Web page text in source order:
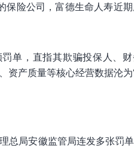
保险公司，富德生命人寿近
单，直指其欺骗投保人、
产质量等核心经营数据沦为“
总局安徽监管局连发多张罚